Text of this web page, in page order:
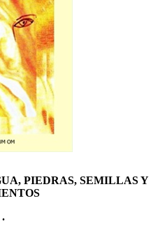
PIEDRAS, SEMILLAS Y
.